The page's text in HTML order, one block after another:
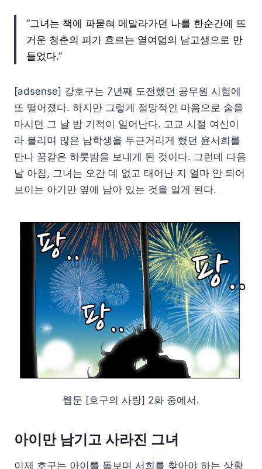
“그녀는 책에 파묻혀 메말라가던 나를 한순간에 뜨
거운 청춘의 피가 흐르는 열여덟의 남고생으로 만
들었다.”
[adsense] 강호구는 7년째 도전했던 공무원 시험에
또 떨어졌다. 하지만 그렇게 절망적인 마음으로 술을
마시던 그 날 밤 기적이 일어난다. 고교 시절 여신이
라 불리며 많은 남학생을 두근거리게 했던 윤서희를
만나 꿈같은 하룻밤을 보내게 된 것이다. 그런데 다음
날 아침, 그녀는 오간 데 없고 태어난 지 얼마 안 되어
보이는 아기만 옆에 남아 있는 것을 알게 된다.
웹툰 [호구의 사랑] 2화 중에서.
아이만 남기고 사라진 그녀
이제 호구는 아이를 돌보며 서희를 찾아야 하는 상황